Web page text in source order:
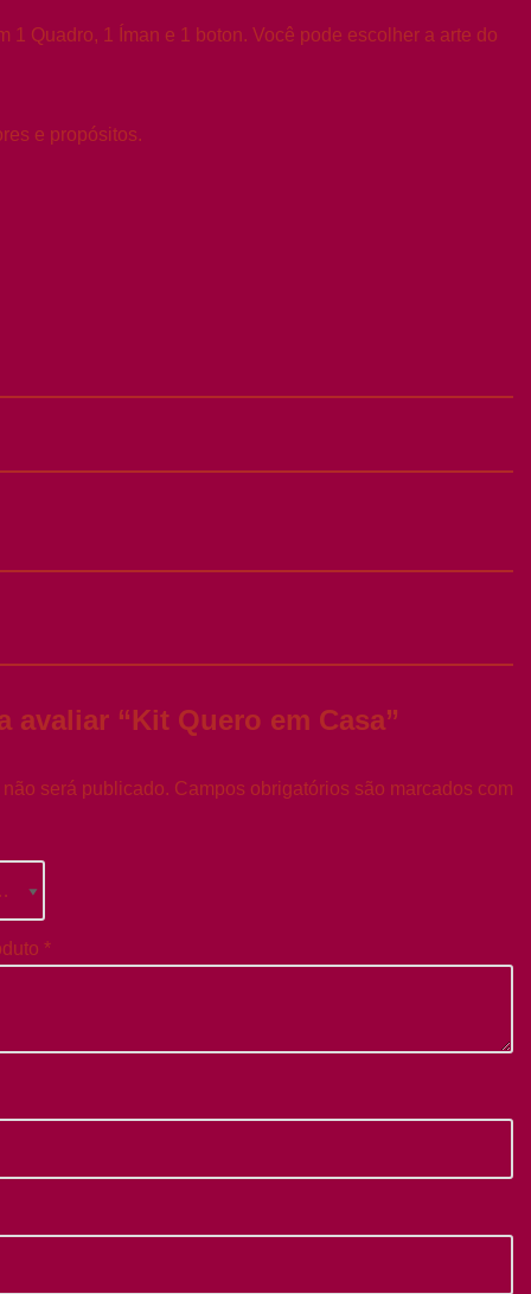
Quadro, 1 Íman e 1 boton. Você pode escolher a arte do
e propósitos.
avaliar “Kit Quero em Casa”
será publicado. Campos obrigatórios são marcados com
*